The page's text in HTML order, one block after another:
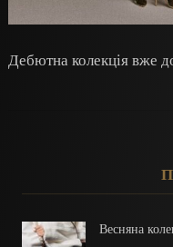
Дебютна колекція вже
Весняна